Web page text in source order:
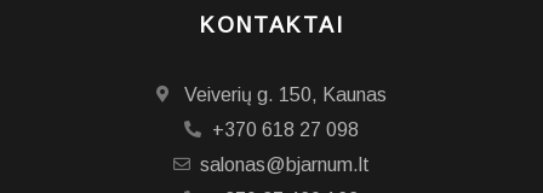
KONTAKTAI
Veiverių g. 150, Kaunas
+370 618 27 098
salonas@bjarnum.lt